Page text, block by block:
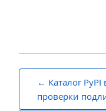
Навигация
Каталог
проверки